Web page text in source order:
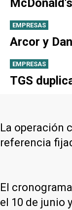
EMPRESAS
Arcor y
EMPRESAS
TGS
La operación
referencia
El
el 10 de junio